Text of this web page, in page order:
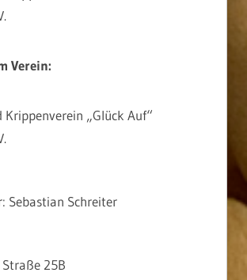
Verein:
Krippenverein „Glück Auf“
Sebastian Schreiter
25B